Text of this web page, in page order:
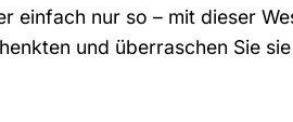
einfach nur so – mit dieser
und überraschen Sie